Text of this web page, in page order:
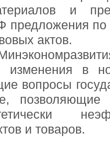
и
предложения
актов.
изменения в
вопросы
позволяющие
и товаров.